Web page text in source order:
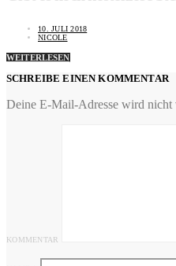
10. JULI 2018
NICOLE
WEITERLESEN
SCHREIBE EINEN KOMMENTAR
Deine E-Mail-Adresse wird nicht
KOMMENTAR